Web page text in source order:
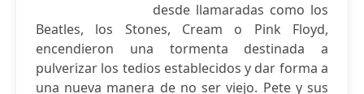
desde llamaradas como los
Beatles, los Stones, Cream o Pink Floyd,
encendieron una tormenta destinada a
pulverizar los tedios establecidos y dar forma a
una nueva manera de no ser viejo. Pete y sus